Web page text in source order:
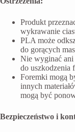
Produkt
wykrawanie
PLA może
do gorących
Nie wyginać ani
do uszkodzenia
Foremki mogą
innych
mogą być
Bezpieczeństwo i